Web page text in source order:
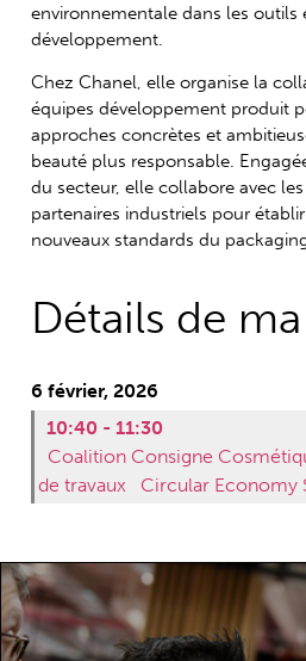
environnementale dans les outils
développement.
Chez Chanel, elle organise la
équipes développement produit
approches concrètes et
beauté plus responsable.
du secteur, elle collabore avec
partenaires industriels pour
nouveaux standards du
Détails de
6 février, 2026
10:40 - 11:30
Coalition Consigne
de travaux
Circular Economy